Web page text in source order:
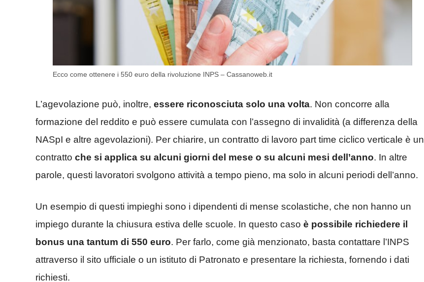
Ecco come ottenere i 550 euro della rivoluzione INPS – Cassanoweb.it
L’agevolazione può, inoltre, essere riconosciuta solo una volta. Non concorre alla
formazione del reddito e può essere cumulata con l’assegno di invalidità (a differenza della
NASpI e altre agevolazioni). Per chiarire, un contratto di lavoro part time ciclico verticale è un
contratto che si applica su alcuni giorni del mese o su alcuni mesi dell’anno. In altre
parole, questi lavoratori svolgono attività a tempo pieno, ma solo in alcuni periodi dell’anno.
Un esempio di questi impieghi sono i dipendenti di mense scolastiche, che non hanno un
impiego durante la chiusura estiva delle scuole. In questo caso è possibile richiedere il
bonus una tantum di 550 euro. Per farlo, come già menzionato, basta contattare l’INPS
attraverso il sito ufficiale o un istituto di Patronato e presentare la richiesta, fornendo i dati
richiesti.